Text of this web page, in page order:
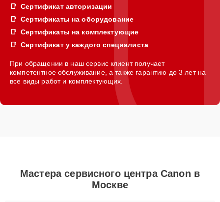
Сертификат авторизации
Сертификаты на оборудование
Сертификаты на комплектующие
Сертификат у каждого специалиста
При обращении в наш сервис клиент получает
компетентное обслуживание, а также гарантию до 3 лет на
все виды работ и комплектующих.
Мастера сервисного центра Canon в
Москве